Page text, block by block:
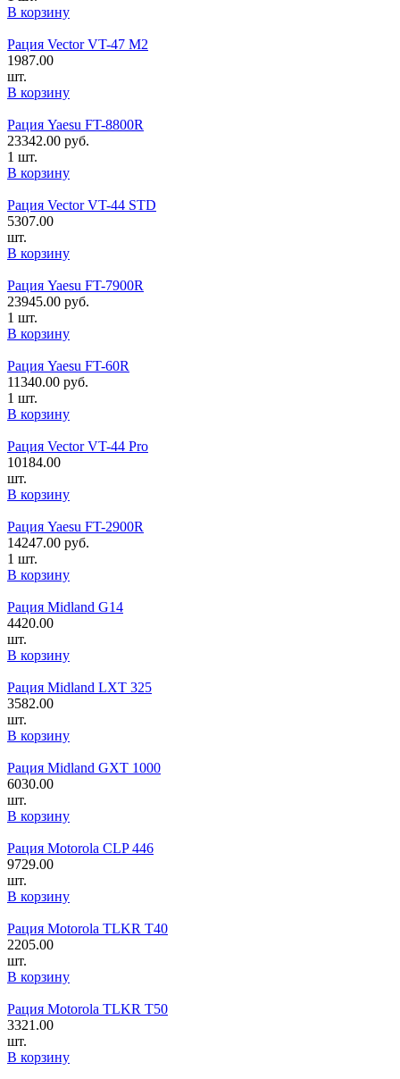
В корзину
Рация Vector VT-47 M2
1987.00
шт.
В корзину
Рация Yaesu FT-8800R
23342.00 руб.
1 шт.
В корзину
Рация Vector VT-44 STD
5307.00
шт.
В корзину
Рация Yaesu FT-7900R
23945.00 руб.
1 шт.
В корзину
Рация Yaesu FT-60R
11340.00 руб.
1 шт.
В корзину
Рация Vector VT-44 Pro
10184.00
шт.
В корзину
Рация Yaesu FT-2900R
14247.00 руб.
1 шт.
В корзину
Рация Midland G14
4420.00
шт.
В корзину
Рация Midland LXT 325
3582.00
шт.
В корзину
Рация Midland GXT 1000
6030.00
шт.
В корзину
Рация Motorola CLP 446
9729.00
шт.
В корзину
Рация Motorola TLKR T40
2205.00
шт.
В корзину
Рация Motorola TLKR T50
3321.00
шт.
В корзину